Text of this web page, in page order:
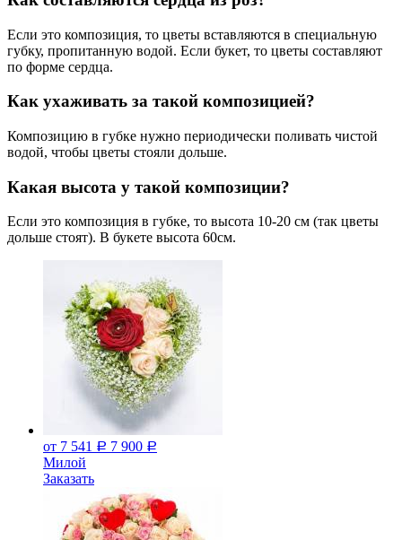
Если это композиция, то цветы вставляются в специальную
губку, пропитанную водой. Если букет, то цветы составляют
по форме сердца.
Как ухаживать за такой композицией?
Композицию в губке нужно периодически поливать чистой
водой, чтобы цветы стояли дольше.
Какая высота у такой композиции?
Если это композиция в губке, то высота 10-20 см (так цветы
дольше стоят). В букете высота 60см.
от 7 541 Р 7 900 Р
Милой
Заказать